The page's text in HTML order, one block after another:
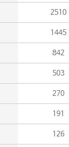
2510
1445
842
503
270
191
126